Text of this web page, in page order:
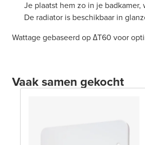
Je plaatst hem zo in je
De radiator is beschikbaar in
Wattage gebaseerd op ΔT60 voor
Vaak samen gekocht